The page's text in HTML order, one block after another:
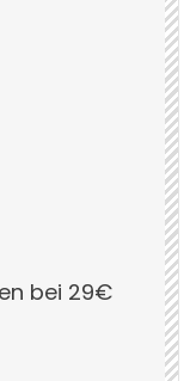
bei 29€